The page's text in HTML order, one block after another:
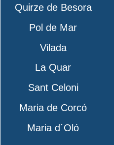
Quirze de Besora
Pol de Mar
Vilada
La Quar
Sant Celoni
Maria de Corcó
Maria d´Oló